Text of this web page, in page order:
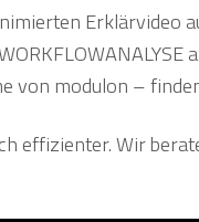
Erklärvideo
von modulon –
effizienter. Wir